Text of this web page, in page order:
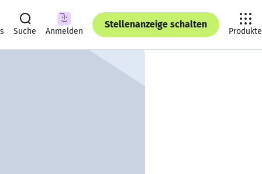
Suche Anmelden
Stellenanzeige schalten
Produkte